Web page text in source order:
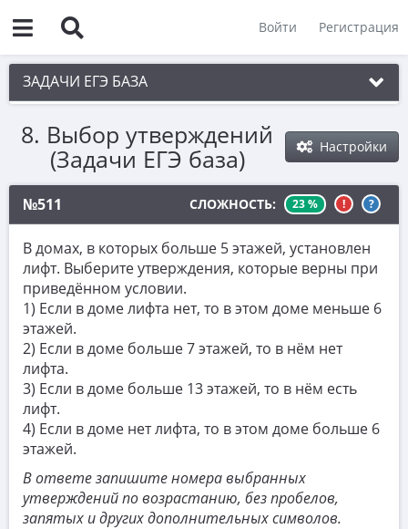
Войти Регистрация
ЗАДАЧИ ЕГЭ БАЗА
1. Простые текстовые задачи
2. Величины и значения
3. Графики, диаграммы, таблицы
5. Теория вероятностей
6. Выбор подходящих вариантов
7. Функции и производные
8. Выбор утверждений
9. Фигуры на квадратной решетке.
Координатная плоскость
10. Прикладные задачи по планиметрии
11. Прикладные задачи по стереометрии
12. Планиметрия
Настройки
8. Выбор утверждений
(Задачи ЕГЭ база)
№511 СЛОЖНОСТЬ: 23 % ! ?
В домах, в которых больше 5 этажей, установлен
лифт. Выберите утверждения, которые верны при
приведённом условии.
1) Если в доме лифта нет, то в этом доме меньше 6
этажей.
2) Если в доме больше 7 этажей, то в нём нет
лифта.
3) Если в доме больше 13 этажей, то в нём есть
лифт.
4) Если в доме нет лифта, то в этом доме больше 6
этажей.
В ответе запишите номера выбранных
утверждений по возрастанию, без пробелов,
запятых и других дополнительных символов.